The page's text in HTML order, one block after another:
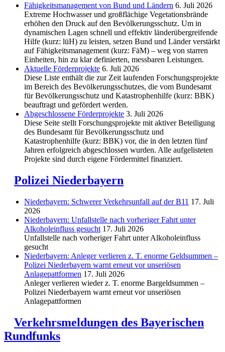
Fähigkeitsmanagement von Bund und Ländern 6. Juli 2026
Extreme Hochwasser und großflächige Vegetationsbrände
erhöhen den Druck auf den Bevölkerungsschutz. Um in
dynamischen Lagen schnell und effektiv länderübergreifende
Hilfe (kurz: lüH) zu leisten, setzen Bund und Länder verstärkt
auf Fähigkeitsmanagement (kurz: FäM) – weg von starren
Einheiten, hin zu klar definierten, messbaren Leistungen.
Aktuelle Förderprojekte 6. Juli 2026
Diese Liste enthält die zur Zeit laufenden Forschungsprojekte
im Bereich des Be­völkerungs­schutzes, die vom Bundesamt
für Bevölkerungsschutz und Katastrophenhilfe (kurz: BBK)
beauftragt und gefördert werden.
Abgeschlos­sene Förderprojekte 3. Juli 2026
Diese Seite stellt Forschungsprojekte mit aktiver Beteiligung
des Bundesamt für Bevölkerungsschutz und
Katastrophenhilfe (kurz: BBK) vor, die in den letzten fünf
Jahren erfolgreich abgeschlossen wurden. Alle aufgelisteten
Projekte sind durch eigene Fördermittel finanziert.
Polizei Niederbayern
Niederbayern: Schwerer Verkehrsunfall auf der B11 17. Juli
2026
Niederbayern: Unfallstelle nach vorheriger Fahrt unter
Alkoholeinfluss gesucht 17. Juli 2026
Unfallstelle nach vorheriger Fahrt unter Alkoholeinfluss
gesucht
Niederbayern: Anleger verlieren z. T. enorme Geldsummen –
Polizei Niederbayern warnt erneut vor unseriösen
Anlagepattformen 17. Juli 2026
Anleger verlieren wieder z. T. enorme Bargeldsummen –
Polizei Niederbayern warnt erneut vor unseriösen
Anlagepattformen
Verkehrsmeldungen des Bayerischen
Rundfunks